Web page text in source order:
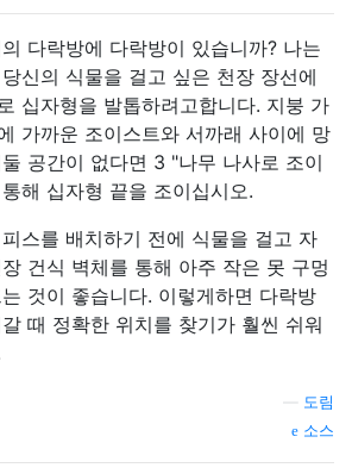
다락방에 다락방이 있습니까? 나는
신의 식물을 걸고 싶은 천장 장선에
십자형을 발톱하려고합니다. 지붕 가
가까운 조이스트와 서까래 사이에 망
공간이 없다면 3 "나무 나사로 조이
해 십자형 끝을 조이십시오.
스를 배치하기 전에 식물을 걸고 자
건식 벽체를 통해 아주 작은 못 구멍
것이 좋습니다. 이렇게하면 다락방
때 정확한 위치를 찾기가 훨씬 쉬워
도림
소스